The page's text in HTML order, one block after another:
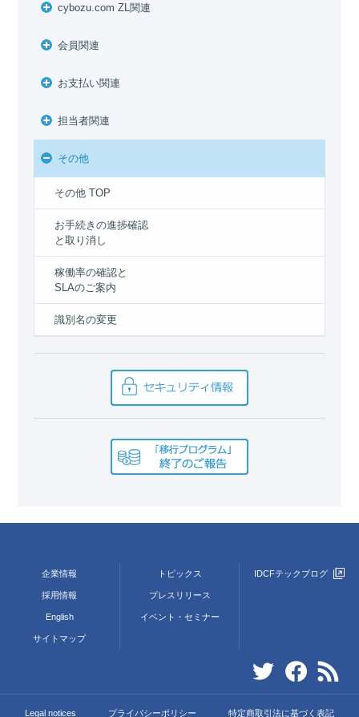
cybozu.com ZL関連
会員関連
お支払い関連
担当者関連
その他
その他 TOP
お手続きの進捗確認
と取り消し
稼働率の確認と
SLAのご案内
識別名の変更
企業情報
採用情報
English
サイトマップ
トピックス
プレスリリース
イベント・セミナー
IDCFテックブログ
Legal notices プライバシーポリシー 特定商取引法に基づく表記